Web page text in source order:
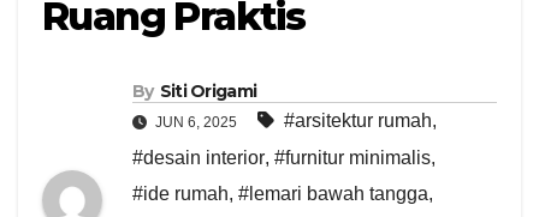
Ruang Praktis
By Siti Origami
JUN 6, 2025 #arsitektur rumah,
#desain interior, #furnitur minimalis,
#ide rumah, #lemari bawah tangga,